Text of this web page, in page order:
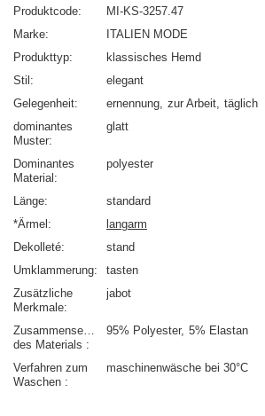
Produktcode
MI-KS-3257.47
Marke
ITALIEN MODE
Produkttyp
klassisches Hemd
Stil
elegant
Gelegenheit
ernennung zur Arbeit täglich
dominantes
Muster
glatt
Dominantes
Material
polyester
Länge
standard
*Ärmel
langarm
Dekolleté
stand
Umklammerung
tasten
Zusätzliche
Merkmale
jabot
Zusammensetzung
des Materials
95% Polyester 5% Elastan
Verfahren zum
Waschen
maschinenwäsche bei 30°C